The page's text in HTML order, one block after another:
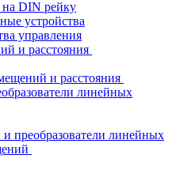
DIN рейку
устройства
управления
и расстояния
и расстояния
линейных
и преобразователи линейных